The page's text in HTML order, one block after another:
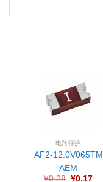
电路保护
AF2-12.0V065TM
AEM
¥0.28 ¥0.17